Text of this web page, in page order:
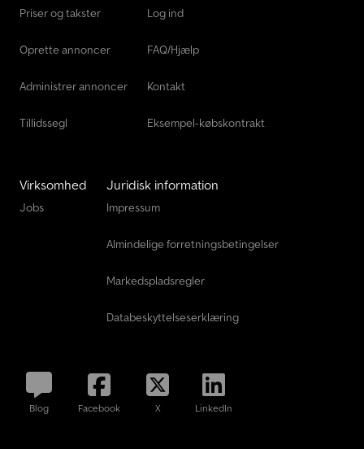
Priser og takster
Oprette annoncer
Administrer annoncer
Tillidssegl
Log ind
FAQ/Hjælp
Kontakt
Eksempel-købskontrakt
Virksomhed
Jobs
Juridisk information
Impressum
Almindelige forretningsbetingelser
Markedspladsregler
Databeskyttelseserklæring
Blog Facebook X LinkedIn